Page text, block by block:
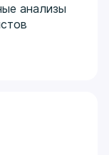
анализы